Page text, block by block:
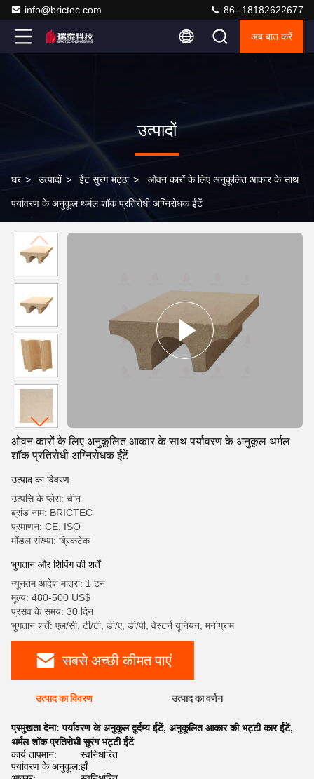
info@brictec.com 86--18182622677
अब बात करें
उत्पादों
घर > उत्पादों > ईंट सुरंग भट्ठा > ओवन कारों के लिए अनुकूलित आकार के साथ
पर्यावरण के अनुकूल थर्मल शॉक प्रतिरोधी अग्निरोधक ईंटें
ओवन कारों के लिए अनुकूलित आकार के साथ पर्यावरण के अनुकूल थर्मल
शॉक प्रतिरोधी अग्निरोधक ईंटें
उत्पाद का विवरण
उत्पत्ति के प्लेस: चीन
ब्रांड नाम: BRICTEC
प्रमाणन: CE, ISO
मॉडल संख्या: ब्रिकटेक
भुगतान और शिपिंग की शर्तें
न्यूनतम आदेश मात्रा: 1 टन
मूल्य: 480-500 US$
प्रसव के समय: 30 दिन
भुगतान शर्तें: एल/सी, टी/टी, डी/ए, डी/पी, वेस्टर्न यूनियन, मनीग्राम
सबसे अच्छी कीमत पाएं
उत्पाद का विवरण उत्पाद का वर्णन
प्रमुखता देना:पर्यावरण के अनुकूल दुर्दम्य ईंटें, अनुकूलित आकार की भट्टी कार ईंटें,
थर्मल शॉक प्रतिरोधी सुरंग भट्टी ईंटें
कार्य तापमान:
स्वनिर्धारित
पर्यावरण के अनुकूल:हाँ